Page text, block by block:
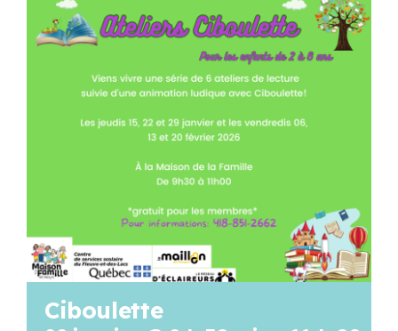
Programmation
Mon Compte
OFFRES D’EMPLOI
Ciboulette